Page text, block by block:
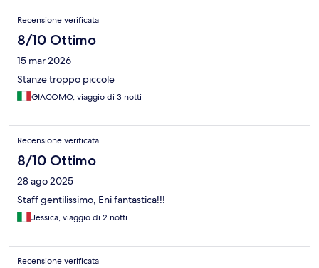
Recensioni
Recensione verificata
8/10 Ottimo
15 mar 2026
Stanze troppo piccole
GIACOMO, viaggio di 3 notti
Recensione verificata
8/10 Ottimo
28 ago 2025
Staff gentilissimo, Eni fantastica!!!
Jessica, viaggio di 2 notti
Recensione verificata